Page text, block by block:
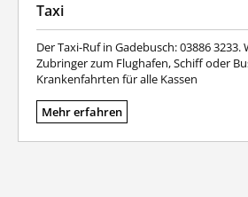
Taxi
Der Taxi-Ruf in Gadebusch: 03886
Zubringer zum Flughafen, Schiff oder
Krankenfahrten für alle Kassen
Mehr erfahren